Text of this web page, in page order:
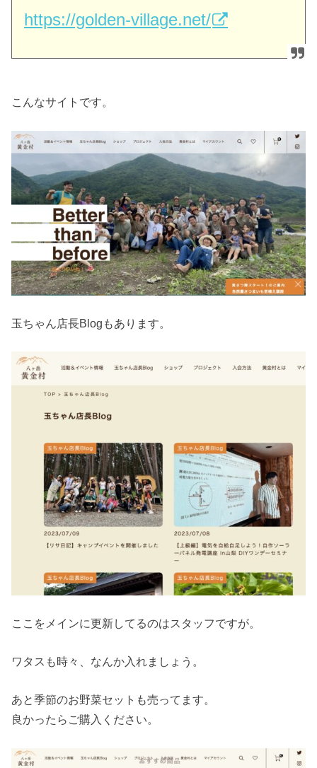
https://golden-village.net/
こんなサイトです。
玉ちゃん店長Blogもあります。
ここをメインに更新してるのはスタッフですが。
ワタスも時々、なんか入れましょう。
あと季節のお野菜セットも売ってます。
良かったらご購入ください。